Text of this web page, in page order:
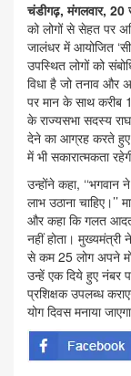
चंडीगढ़, मंगलवार,
को लोगों से सेहत पर
जालंधर में आयोजित
उपस्थित लोगों को
विधा है जो तनाव और
पर मान के साथ करीब
के राज्यसभा सदस्य
देने का आग्रह करते हुए
में भी सकारात्मकता
उन्होंने कहा,
लाभ उठाना
और कहा कि गलत
नहीं होता।
से कम 25 लोग अपने
उन्हें एक दिये हुए नंबर
प्रशिक्षक उपलब्ध
योग दिवस मनाया